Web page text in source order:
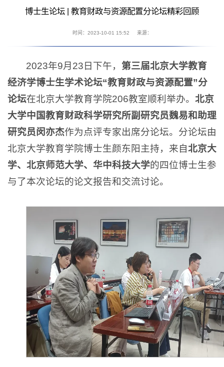
博士生论坛 | 教育财政与资源配置分论坛精彩回顾
时间：2023-10-01 15:52 来源：
2023年9月23日下午，第三届北京大学教育
经济学博士生学术论坛“教育财政与资源配置”分
论坛在北京大学教育学院206教室顺利举办。 北京
大学中国教育财政科学研究所副研究员魏易和助理
研究员闵亦杰作为点评专家出席分论坛。分论坛由
北京大学教育学院博士生颜东阳主持，来自北京大
学、北京师范大学、华中科技大学的四位博士生参
与了本次论坛的论文报告和交流讨论。